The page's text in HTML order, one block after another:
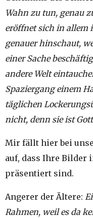
Wahn zu tun, genau
eröffnet sich in allem
genauer hinschaut,
einer Sache
andere Welt
Spaziergang einem
täglichen
nicht, denn sie ist
Mir fällt hier bei
auf, dass Ihre Bilder
präsentiert sind.
Angerer der Ältere:
Rahmen, weil es da